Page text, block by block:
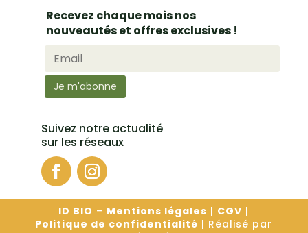
Recevez chaque mois nos
nouveautés et offres exclusives !
Suivez notre actualité
sur les réseaux
ID BIO – Mentions légales | CGV |
Politique de confidentialité | Réalisé par